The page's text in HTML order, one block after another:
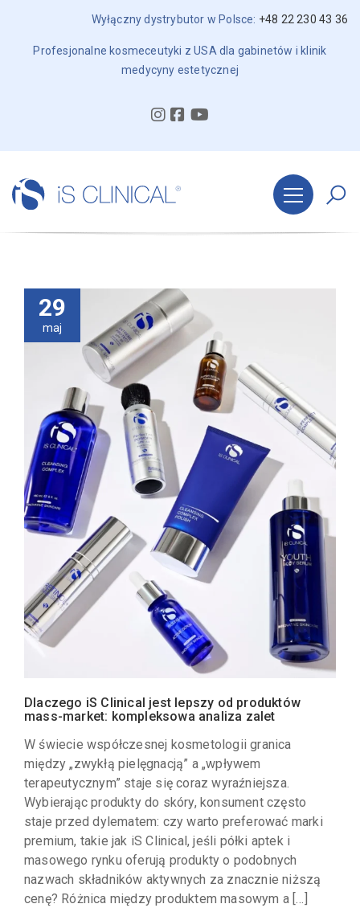
Wyłączny dystrybutor w Polsce: +48 22 230 43 36
Profesjonalne kosmeceutyki z USA dla gabinetów i klinik
medycyny estetycznej
29
maj
Dlaczego iS Clinical jest lepszy od produktów
mass-market: kompleksowa analiza zalet
W świecie współczesnej kosmetologii granica
między „zwykłą pielęgnacją” a „wpływem
terapeutycznym” staje się coraz wyraźniejsza.
Wybierając produkty do skóry, konsument często
staje przed dylematem: czy warto preferować marki
premium, takie jak iS Clinical, jeśli półki aptek i
masowego rynku oferują produkty o podobnych
nazwach składników aktywnych za znacznie niższą
cenę? Różnica między produktem masowym a […]